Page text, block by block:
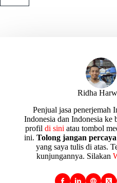
Ridha
Penjual jasa penerjemah
Indonesia dan Indonesia ke
profil di sini atau tombol
ini.Tolong jangan
yang saya tulis di atas.
kunjungannya. Silakan